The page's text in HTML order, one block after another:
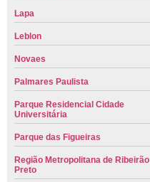
Lapa
Leblon
Novaes
Palmares Paulista
Parque Residencial Cidade
Universitária
Parque das Figueiras
Região Metropolitana de Ribeirão
Preto